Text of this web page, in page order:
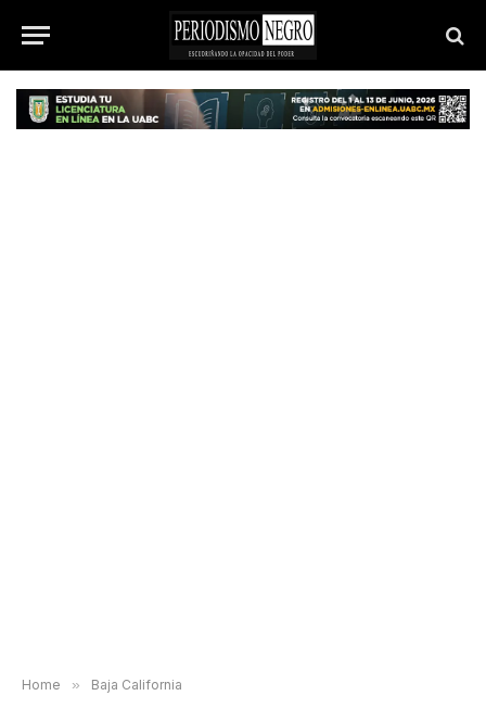
Home » Baja California